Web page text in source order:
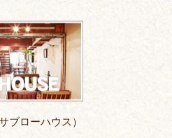
ブローハウス）